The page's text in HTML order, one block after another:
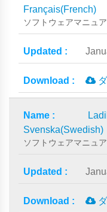
Français(French)
ソフトウェアマニュ
Svenska(Swedish)
ソフトウェアマニュ